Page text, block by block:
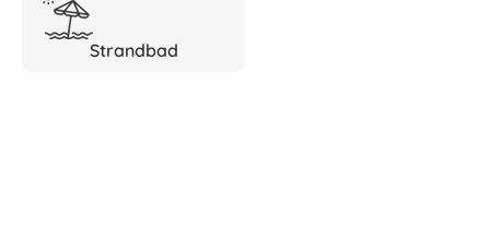
Strandbad